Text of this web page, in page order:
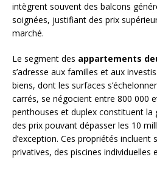
intègrent souvent des balcons
soignées, justifiant des prix
marché.
Le segment des appartements
s’adresse aux familles et aux
biens, dont les surfaces
carrés, se négocient entre 800 000
penthouses et duplex constituent la
des prix pouvant dépasser les 10
d’exception. Ces propriétés incluent
privatives, des piscines individuelles